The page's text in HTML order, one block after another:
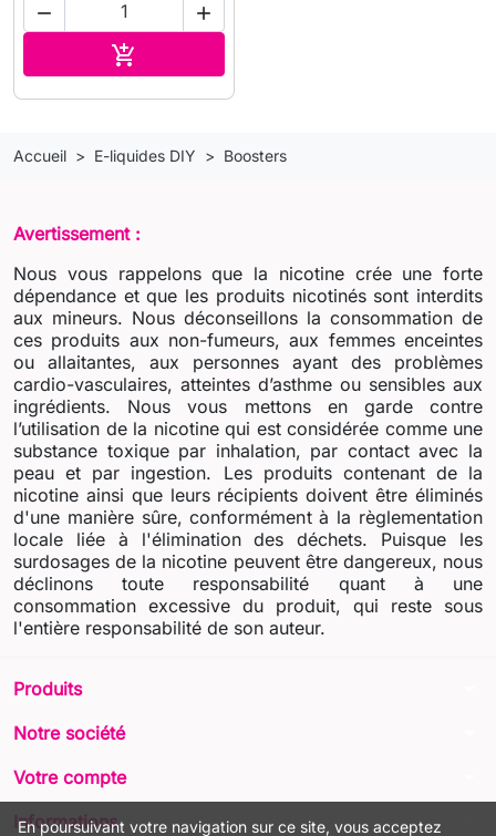
En poursuivant votre navigation sur ce site, vous acceptez
 

Accueil E-liquides DIY Boosters
Avertissement :
Nous vous rappelons que la nicotine crée une forte
dépendance et que les produits nicotinés sont interdits
aux mineurs. Nous déconseillons la consommation de
ces produits aux non-fumeurs, aux femmes enceintes
ou allaitantes, aux personnes ayant des problèmes
cardio-vasculaires, atteintes d’asthme ou sensibles aux
ingrédients. Nous vous mettons en garde contre
l’utilisation de la nicotine qui est considérée comme une
substance toxique par inhalation, par contact avec la
peau et par ingestion. Les produits contenant de la
nicotine ainsi que leurs récipients doivent être éliminés
d'une manière sûre, conformément à la règlementation
locale liée à l'élimination des déchets. Puisque les
surdosages de la nicotine peuvent être dangereux, nous
déclinons toute responsabilité quant à une
consommation excessive du produit, qui reste sous
l'entière responsabilité de son auteur.
Produits
Notre société
Votre compte
Informations